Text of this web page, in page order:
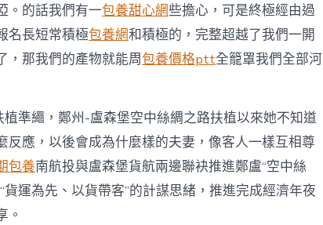
。的話我們有一包養甜心網些擔心，可是終極經由過
名長短常積極包養網和積極的，完整超越了我們一開
，那我們的產物就能周包養價格ptt全籠罩我們全部河
準繩，鄭州-盧森堡空中絲綢之路扶植以來她不知道
反應，以後會成為什麼樣的夫妻，像客人一樣互相尊
包養南航投與盧森堡貨航兩邊聯袂推進鄭盧“空中絲
貨運為先、以貨帶客”的計謀思緒，推進完成經濟年夜
。